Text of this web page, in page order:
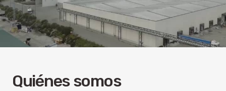
Quiénes
somos
Bienestar
Animal
Quiénes somos